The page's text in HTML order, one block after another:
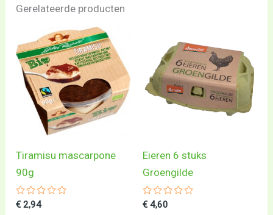
Gerelateerde producten
Tiramisu mascarpone
90g
Gewaardeerd
€ 2,94
Eieren 6 stuks
Groengilde
Gewaardeerd
€ 4,60